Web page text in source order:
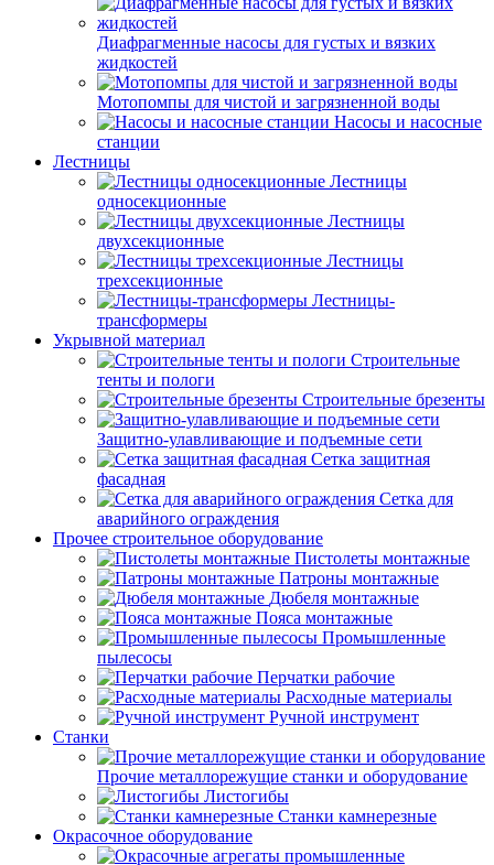
Диафрагменные насосы для густых и вязких
жидкостей
Мотопомпы для чистой и загрязненной воды
Насосы и насосные
станции
Лестницы
Лестницы
односекционные
Лестницы
двухсекционные
Лестницы
трехсекционные
Лестницы-
трансформеры
Укрывной материал
Строительные
тенты и пологи
Строительные брезенты
Защитно-улавливающие и подъемные сети
Сетка защитная
фасадная
Сетка для
аварийного ограждения
Прочее строительное оборудование
Пистолеты монтажные
Патроны монтажные
Дюбеля монтажные
Пояса монтажные
Промышленные
пылесосы
Перчатки рабочие
Расходные материалы
Ручной инструмент
Станки
Прочие металлорежущие станки и оборудование
Листогибы
Станки камнерезные
Окрасочное оборудование